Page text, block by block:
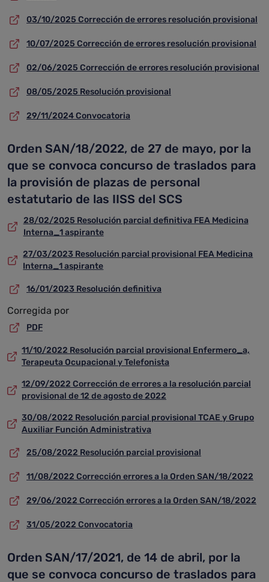
03/10/2025 Corrección de errores resolución provisional
10/07/2025 Corrección de errores resolución provisional
02/06/2025 Corrección de errores resolución provisional
08/05/2025 Resolución provisional
29/11/2024 Convocatoria
Orden SAN/18/2022, de 27 de mayo, por la
que se convoca concurso de traslados para
la provisión de plazas de personal
estatutario de las IISS del SCS
28/02/2025 Resolución parcial definitiva FEA Medicina
Interna_1 aspirante
27/03/2023 Resolución parcial provisional FEA Medicina
Interna_1 aspirante
16/01/2023 Resolución definitiva
Corregida por
PDF
11/10/2022 Resolución parcial provisional Enfermero_a,
Terapeuta Ocupacional y Telefonista
12/09/2022 Corrección de errores a la resolución parcial
provisional de 12 de agosto de 2022
30/08/2022 Resolución parcial provisional TCAE y Grupo
Auxiliar Función Administrativa
25/08/2022 Resolución parcial provisional
11/08/2022 Corrección errores a la Orden SAN/18/2022
29/06/2022 Corrección errores a la Orden SAN/18/2022
31/05/2022 Convocatoria
Orden SAN/17/2021, de 14 de abril, por la
que se convoca concurso de traslados para